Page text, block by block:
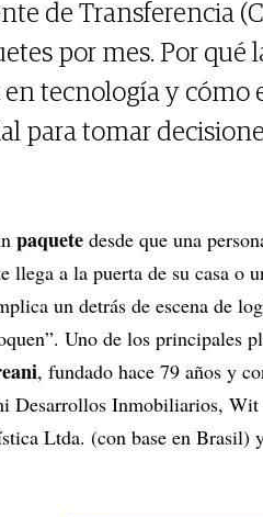
de Transferencia
por mes. Por qué
tecnología y cómo
para tomar
paquete desde que una
llega a la puerta de su casa o
un detrás de escena de
Uno de los principales
, fundado hace 79 años y
Desarrollos Inmobiliarios,
Ltda. (con base en Brasil)